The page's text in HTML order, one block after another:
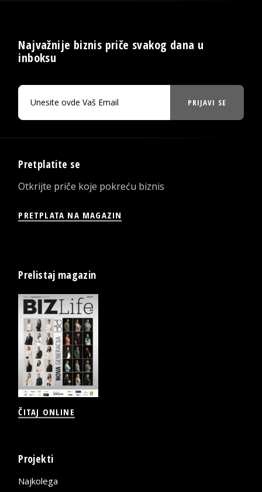
Najvažnije biznis priče svakog dana u
inboksu
PRIJAVI SE
Pretplatite se
Otkrijte priče koje pokreću biznis
PRETPLATA NA MAGAZIN
Prelistaj magazin
ČITAJ ONLINE
Projekti
Najkolega